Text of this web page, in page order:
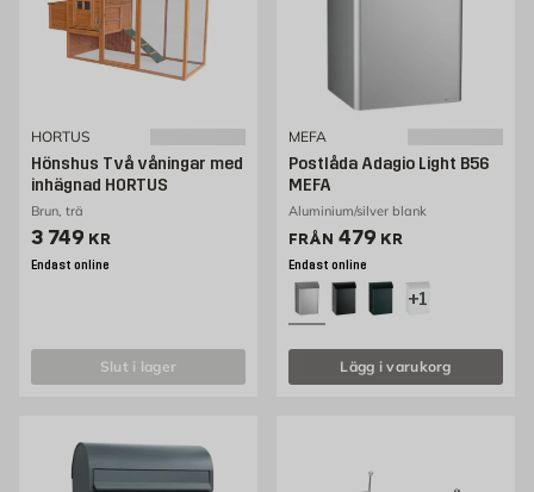
HORTUS
Hönshus Två våningar med
inhägnad HORTUS
Brun, trä
Pris 3749 kr
3 749 KR
Endast online
slut i lager
MEFA
Postlåda Adagio Light B56
MEFA
Aluminium/silver blank
FRÅN Pris 479 kr
479 KR
Endast online
+1
Lägg i varukorg